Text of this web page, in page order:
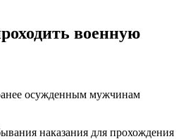
военную
осужденным мужчинам
наказания для прохождения